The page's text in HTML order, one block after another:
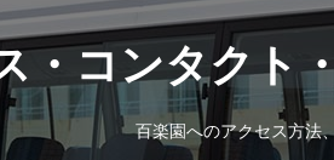
・コンタクト
百楽園へのアクセス方法